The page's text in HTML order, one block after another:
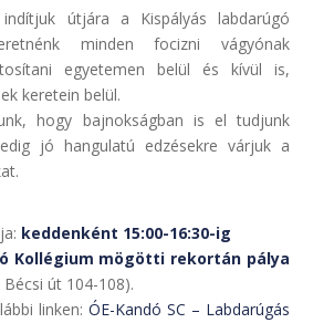
útjára a Kispályás labdarúgó
minden focizni vágyónak
egyetemen belül és kívül is,
keretein belül.
hogy bajnokságban is el tudjunk
jó hangulatú edzésekre várjuk a
keddenként 15:00-16:30-ig
Kollégium mögötti rekortán pálya
út 104-108).
linken: ÓE-Kandó SC – Labdarúgás